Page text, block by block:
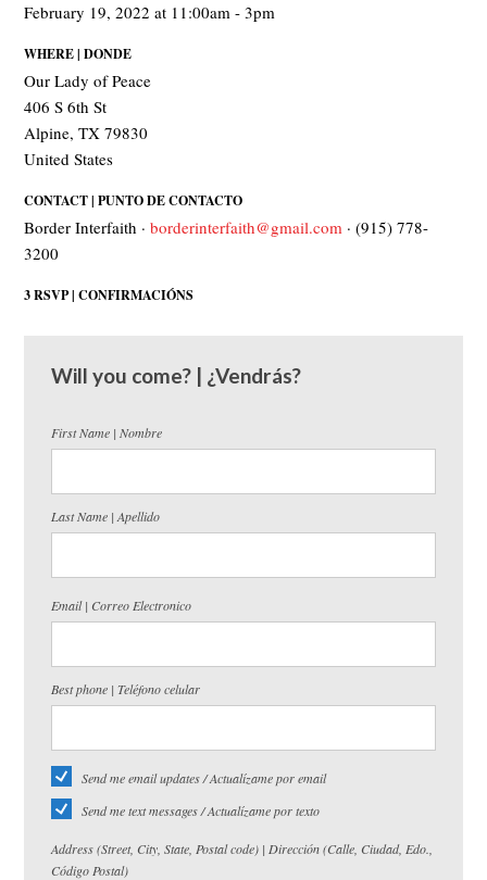
February 19, 2022 at 11:00am - 3pm
WHERE | DONDE
Our Lady of Peace
406 S 6th St
Alpine, TX 79830
United States
CONTACT | PUNTO DE CONTACTO
Border Interfaith ·borderinterfaith@gmail.com · (915) 778-
3200
3 RSVP | CONFIRMACIÓNS
Will you come? | ¿Vendrás?
First Name | Nombre
Last Name | Apellido
Email | Correo Electronico
Best phone | Teléfono celular
Send me email updates / Actualízame por email
Send me text messages / Actualízame por texto
Address (Street, City, State, Postal code) | Dirección (Calle, Ciudad, Edo.,
Código Postal)